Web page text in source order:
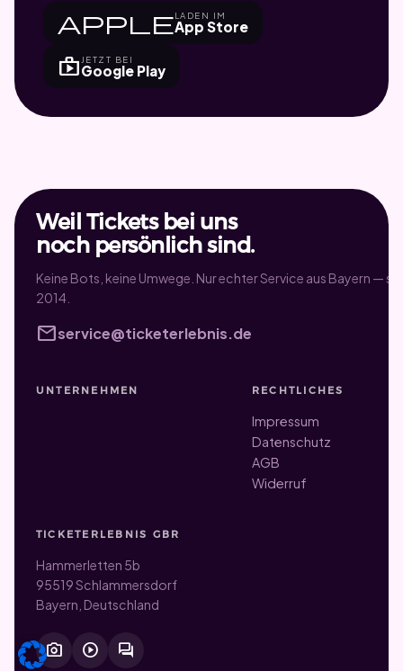
appleLADEN IM
App Store
shop JETZT BEI
Google Play
Weil Tickets bei uns
noch persönlich sind.
Keine Bots, keine Umwege. Nur echter Service aus Bayern —
2014.
mailservice@ticketerlebnis.de
UNTERNEHMEN RECHTLICHES
Impressum
Datenschutz
AGB
Widerruf
TICKETERLEBNIS GBR
Hammerletten 5b
95519 Schlammersdorf
Bayern, Deutschland
photo_camera play_circle forum